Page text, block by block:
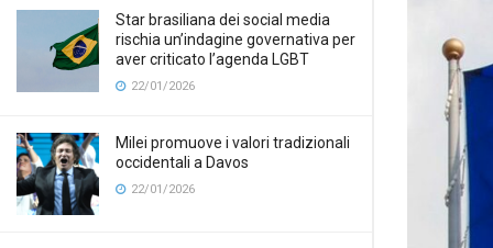
Star brasiliana dei social media
rischia un’indagine governativa per
aver criticato l’agenda LGBT
22/01/2026
Milei promuove i valori tradizionali
occidentali a Davos
22/01/2026